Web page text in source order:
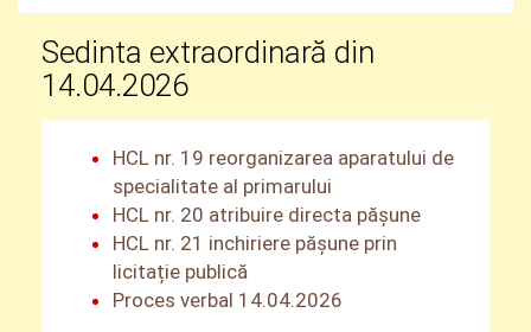
Sedinta extraordinară din
14.04.2026
HCL nr. 19 reorganizarea aparatului de
specialitate al primarului
HCL nr. 20 atribuire directa pășune
HCL nr. 21 inchiriere pășune prin
licitație publică
Proces verbal 14.04.2026